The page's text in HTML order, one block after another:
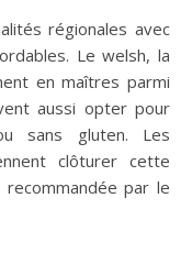
régionales avec
Le welsh, la
en maîtres parmi
aussi opter pour
sans gluten. Les
clôturer cette
par le